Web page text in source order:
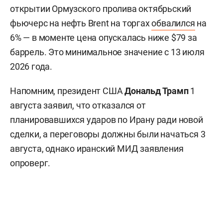
открытии Ормузского пролива октябрьский
фьючерс на нефть Brent на торгахобвалился на
6% — в моменте цена опускалась ниже $79 за
баррель. Это минимальное значение с 13 июля
2026 года.
Напомним, президент СШАДональд Трамп1
августа заявил, что отказался от
планировавшихся ударов по Ирану ради новой
сделки, а переговоры должны были начаться 3
августа, однако иранский МИД заявления
опроверг.